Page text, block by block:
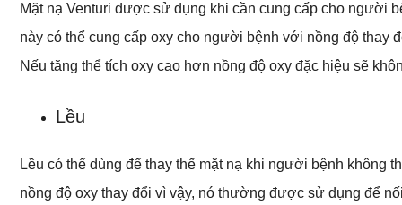
Mặt nạ Venturi được sử dụng khi cần cung cấp cho người
này có thể cung cấp oxy cho người bệnh với nồng độ thay
Nếu tăng thể tích oxy cao hơn nồng độ oxy đặc hiệu sẽ
Lều
Lều có thể dùng để thay thế mặt nạ khi người bệnh không
nồng độ oxy thay đổi vì vậy, nó thường được sử dụng để